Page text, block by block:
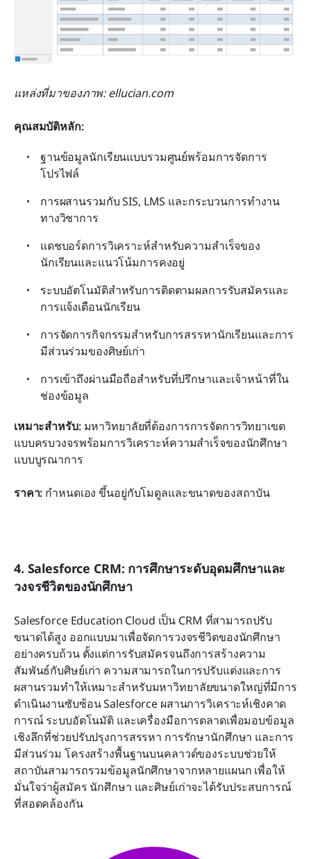
แหล่งที่มาของภาพ: ellucian.com
คุณสมบัติหลัก:
ฐานข้อมูลนักเรียนแบบรวมศูนย์พร้อมการจัดการ
โปรไฟล์
การผสานรวมกับ SIS, LMS และกระบวนการทำงาน
ทางวิชาการ
แดชบอร์ดการวิเคราะห์สำหรับความสำเร็จของ
นักเรียนและแนวโน้มการคงอยู่
ระบบอัตโนมัติสำหรับการติดตามผลการรับสมัครและ
การแจ้งเตือนนักเรียน
การจัดการกิจกรรมสำหรับการสรรหานักเรียนและการ
มีส่วนร่วมของศิษย์เก่า
การเข้าถึงผ่านมือถือสำหรับที่ปรึกษาและเจ้าหน้าที่ใน
ช่องข้อมูล
เหมาะสำหรับ: มหาวิทยาลัยที่ต้องการการจัดการวิทยาเขต
แบบครบวงจรพร้อมการวิเคราะห์ความสำเร็จของนักศึกษา
แบบบูรณาการ
ราคา: กำหนดเอง ขึ้นอยู่กับโมดูลและขนาดของสถาบัน
4. Salesforce CRM: การศึกษาระดับอุดมศึกษาและ
วงจรชีวิตของนักศึกษา
Salesforce Education Cloud เป็น CRM ที่สามารถปรับ
ขนาดได้สูง ออกแบบมาเพื่อจัดการวงจรชีวิตของนักศึกษา
อย่างครบถ้วน ตั้งแต่การรับสมัครจนถึงการสร้างความ
สัมพันธ์กับศิษย์เก่า ความสามารถในการปรับแต่งและการ
ผสานรวมทำให้เหมาะสำหรับมหาวิทยาลัยขนาดใหญ่ที่มีการ
ดำเนินงานซับซ้อน Salesforce ผสานการวิเคราะห์เชิงคาด
การณ์ ระบบอัตโนมัติ และเครื่องมือการตลาดเพื่อมอบข้อมูล
เชิงลึกที่ช่วยปรับปรุงการสรรหา การรักษานักศึกษา และการ
มีส่วนร่วม โครงสร้างพื้นฐานบนคลาวด์ของระบบช่วยให้
สถาบันสามารถรวมข้อมูลนักศึกษาจากหลายแผนก เพื่อให้
มั่นใจว่าผู้สมัคร นักศึกษา และศิษย์เก่าจะได้รับประสบการณ์
ที่สอดคล้องกัน